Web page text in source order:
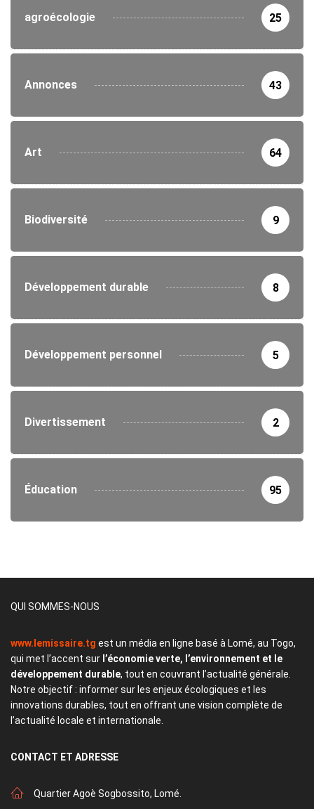
agroécologie 25
Annonces 43
Art 64
Biodiversité 9
Développement durable 8
Développement personnel 5
Divertissement 2
Éducation 95
QUI SOMMES-NOUS
www.lemissaire.tg est un média en ligne basé à Lomé, au Togo,
qui met l’accent sur l’économie verte, l’environnement et le
développement durable, tout en couvrant l’actualité générale.
Notre objectif : informer sur les enjeux écologiques et les
innovations durables, tout en offrant une vision complète de
l’actualité locale et internationale.
CONTACT ET ADRESSE
Quartier Agoè Sogbossito, Lomé.